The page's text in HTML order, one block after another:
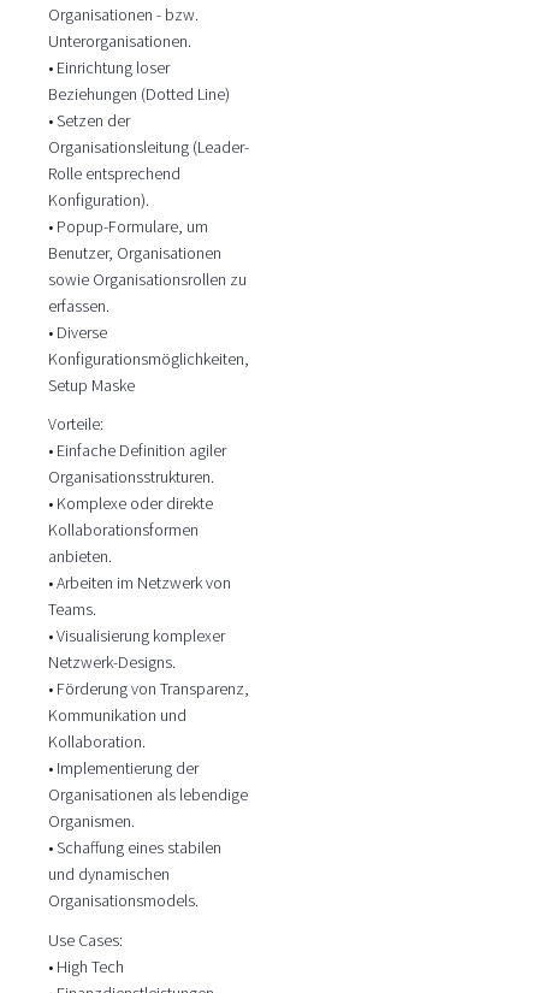
Organisationen - bzw.
Unterorganisationen.
• Einrichtung loser
Beziehungen (Dotted Line)
• Setzen der
Organisationsleitung (Leader-
Rolle entsprechend
Konfiguration).
• Popup-Formulare, um
Benutzer, Organisationen
sowie Organisationsrollen zu
erfassen.
• Diverse
Konfigurationsmöglichkeiten,
Setup Maske
Vorteile:
• Einfache Definition agiler
Organisationsstrukturen.
• Komplexe oder direkte
Kollaborationsformen
anbieten.
• Arbeiten im Netzwerk von
Teams.
• Visualisierung komplexer
Netzwerk-Designs.
• Förderung von Transparenz,
Kommunikation und
Kollaboration.
• Implementierung der
Organisationen als lebendige
Organismen.
• Schaffung eines stabilen
und dynamischen
Organisationsmodels.
Use Cases:
• High Tech